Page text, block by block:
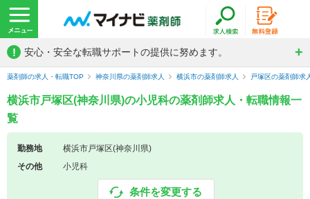
! 安心・安全な転職サポートの提供に努めます。
薬剤師の求人・転職TOP 神奈川県の薬剤師求人 横浜市の薬剤師求人 戸塚区の薬剤師求
横浜市戸塚区(神奈川県)の小児科の薬剤師求人・転職情報一
覧
勤務地
横浜市戸塚区(神奈川県)
その他
小児科
条件を変更する